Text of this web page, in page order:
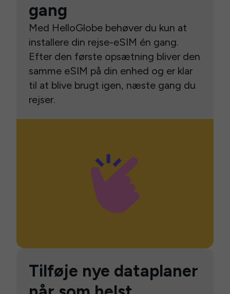
gang
Med HelloGlobe behøver du kun at
installere din rejse-eSIM én gang.
Efter den første opsætning bliver den
samme eSIM på din enhed og er klar
til at blive brugt igen, næste gang du
rejser.
Tilføje nye dataplaner